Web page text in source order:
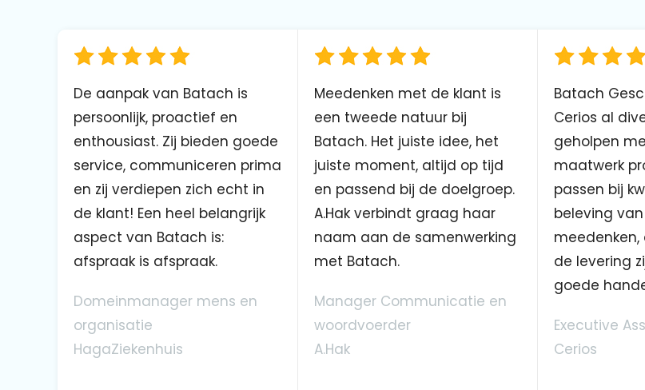
De aanpak van Batach is
persoonlijk, proactief en
enthousiast. Zij bieden goede
service, communiceren prima
en zij verdiepen zich echt in
de klant! Een heel belangrijk
aspect van Batach is:
afspraak is afspraak.
Domeinmanager mens en
organisatie
HagaZiekenhuis
Meedenken met de klant is
een tweede natuur bij
Batach. Het juiste idee, het
juiste moment, altijd op tijd
en passend bij de doelgroep.
A.Hak verbindt graag haar
naam aan de samenwerking
met Batach.
Manager Communicatie en
woordvoerder
A.Hak
Batach
Cerios al
geholpen
maatwerk
passen bij
beleving van
de levering
goede
Executive
Cerios